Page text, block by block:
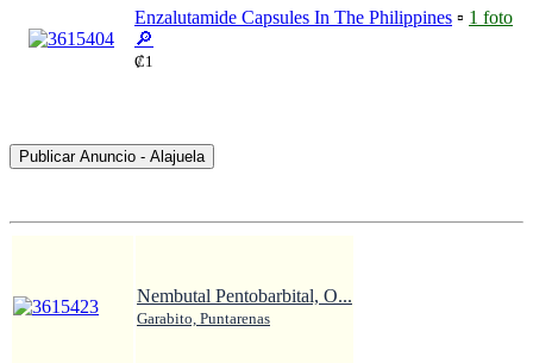
Enzalutamide Capsules In The Philippines ▫️ 1 foto
🔎
₡1
Publicar Anuncio - Alajuela
Nembutal Pentobarbital, O...
Garabito, Puntarenas